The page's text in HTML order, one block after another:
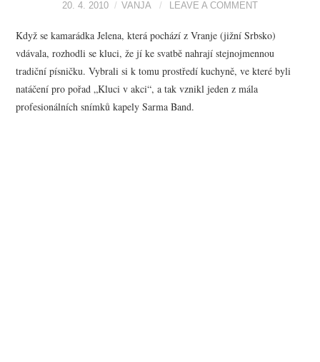
20. 4. 2010 VANJA LEAVE A COMMENT
Když se kamarádka Jelena, která pochází z Vranje (jižní Srbsko)
vdávala, rozhodli se kluci, že jí ke svatbě nahrají stejnojmennou
tradiční písničku. Vybrali si k tomu prostředí kuchyně, ve které byli
natáčení pro pořad „Kluci v akci“, a tak vznikl jeden z mála
profesionálních snímků kapely Sarma Band.